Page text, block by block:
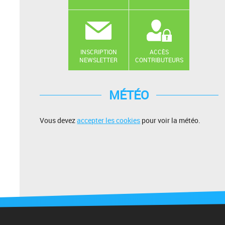
INSCRIPTION
NEWSLETTER
ACCÈS
CONTRIBUTEURS
MÉTÉO
Vous devezaccepter les cookies pour voir la météo.